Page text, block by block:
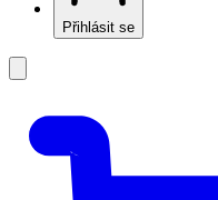
Přihlásit se